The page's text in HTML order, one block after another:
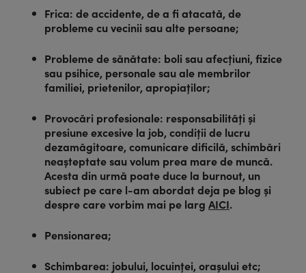
Frica: de accidente, de a fi atacată, de
probleme cu vecinii sau alte persoane;
Probleme de sănătate: boli sau afecțiuni, fizice
sau psihice, personale sau ale membrilor
familiei, prietenilor, apropiaților;
Provocări profesionale: responsabilități și
presiune excesive la job, condiții de lucru
dezamăgitoare, comunicare dificilă, schimbări
neașteptate sau volum prea mare de muncă.
Acesta din urmă poate duce la burnout, un
subiect pe care l-am abordat deja pe blog și
despre care vorbim mai pe larg AICI.
Pensionarea;
Schimbarea: jobului, locuinței, orașului etc;